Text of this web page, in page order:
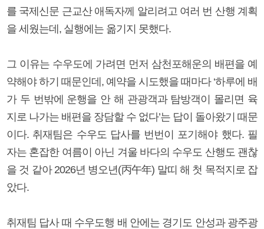
를 국제신문 근교산 애독자께 알리려고 여러 번 산행 계획
을 세웠는데, 실행에는 옮기지 못했다.
그 이유는 수우도에 가려면 먼저 삼천포해운의 배편을 예
약해야 하기 때문인데, 예약을 시도했을 때마다 ‘하루에 배
가 두 번밖에 운행을 안 해 관광객과 탐방객이 몰리면 육
지로 나가는 배편을 장담할 수 없다’는 답이 돌아왔기 때문
이다. 취재팀은 수우도 답사를 번번이 포기해야 했다. 필
자는 혼잡한 여름이 아닌 겨울 바다의 수우도 산행도 괜찮
을 것 같아 2026년 병오년(丙午年) 말띠 해 첫 목적지로 잡
았다.
취재팀 답사 때 수우도행 배 안에는 경기도 안성과 광주광